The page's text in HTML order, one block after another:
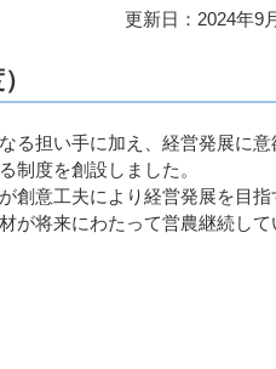
更新日：2024年9
る担い手に加え、経営発展に意
制度を創設しました。
創意工夫により経営発展を目指
が将来にわたって営農継続して